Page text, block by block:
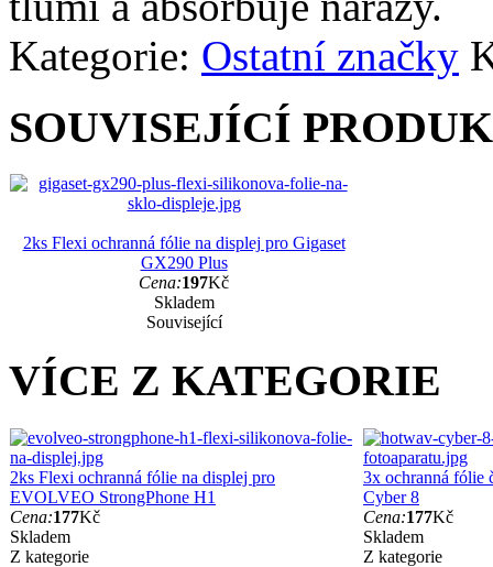
Kategorie: Ostatní značky
SOUVISEJÍCÍ
2ks Flexi ochranná fólie na displej pro Gigaset
GX290 Plus
Cena:197Kč
Skladem
Související
VÍCE Z KATEGORIE
2ks Flexi ochranná fólie na displej pro
EVOLVEO StrongPhone H1
Cena:177Kč
Skladem
Z kategorie
3x ochranná fólie
Cyber 8
Cena:177Kč
Skladem
Z kategorie